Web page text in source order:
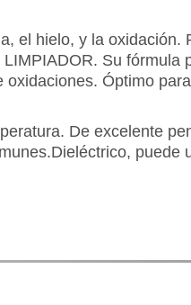
el hielo, y la oxidación.
Su fórmula
Óptimo
De excelente
puede